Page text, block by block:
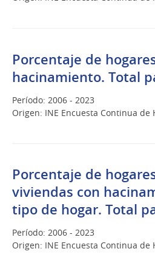
Porcentaje de
hacinamiento. Total
Período: 2006 - 2023
Origen: INE Encuesta Continua de
Porcentaje de
viviendas con
tipo de hogar. Total
Período: 2006 - 2023
Origen: INE Encuesta Continua de